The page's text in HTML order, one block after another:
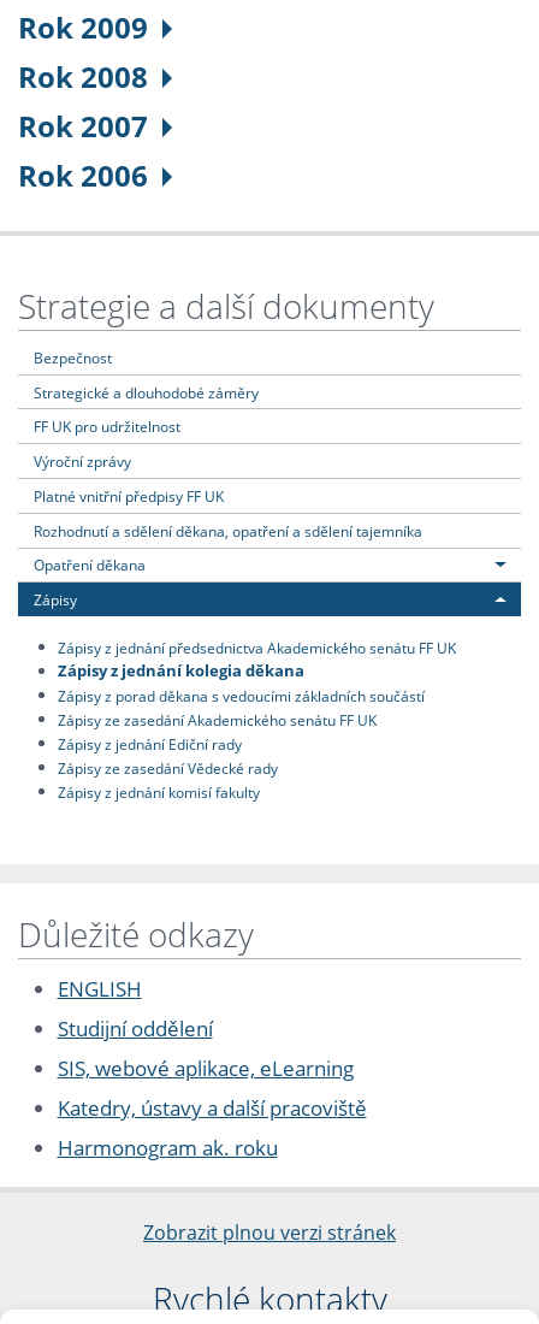
Rok 2009
Rok 2008
Rok 2007
Rok 2006
Strategie a další dokumenty
Bezpečnost
Strategické a dlouhodobé záměry
FF UK pro udržitelnost
Výroční zprávy
Platné vnitřní předpisy FF UK
Rozhodnutí a sdělení děkana, opatření a sdělení tajemníka
Opatření děkana
Zápisy
Zápisy z jednání předsednictva Akademického senátu FF UK
Zápisy z jednání kolegia děkana
Zápisy z porad děkana s vedoucími základních součástí
Zápisy ze zasedání Akademického senátu FF UK
Zápisy z jednání Ediční rady
Zápisy ze zasedání Vědecké rady
Zápisy z jednání komisí fakulty
Důležité odkazy
ENGLISH
Studijní oddělení
SIS, webové aplikace, eLearning
Katedry, ústavy a další pracoviště
Harmonogram ak. roku
Zobrazit plnou verzi stránek
Rychlé kontakty